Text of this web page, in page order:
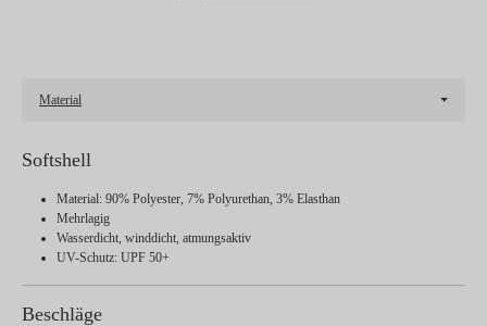
Material
Softshell
Material: 90% Polyester, 7% Polyurethan, 3% Elasthan
Mehrlagig
Wasserdicht, winddicht, atmungsaktiv
UV-Schutz: UPF 50+
Beschläge